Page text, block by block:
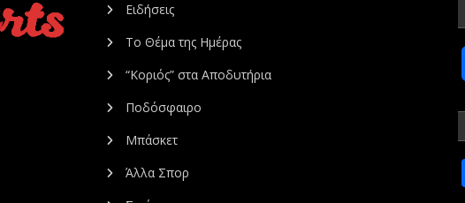
Ειδήσεις
Το Θέμα της Ημέρας
“Κοριός” στα Αποδυτήρια
Ποδόσφαιρο
Μπάσκετ
Άλλα Σπορ